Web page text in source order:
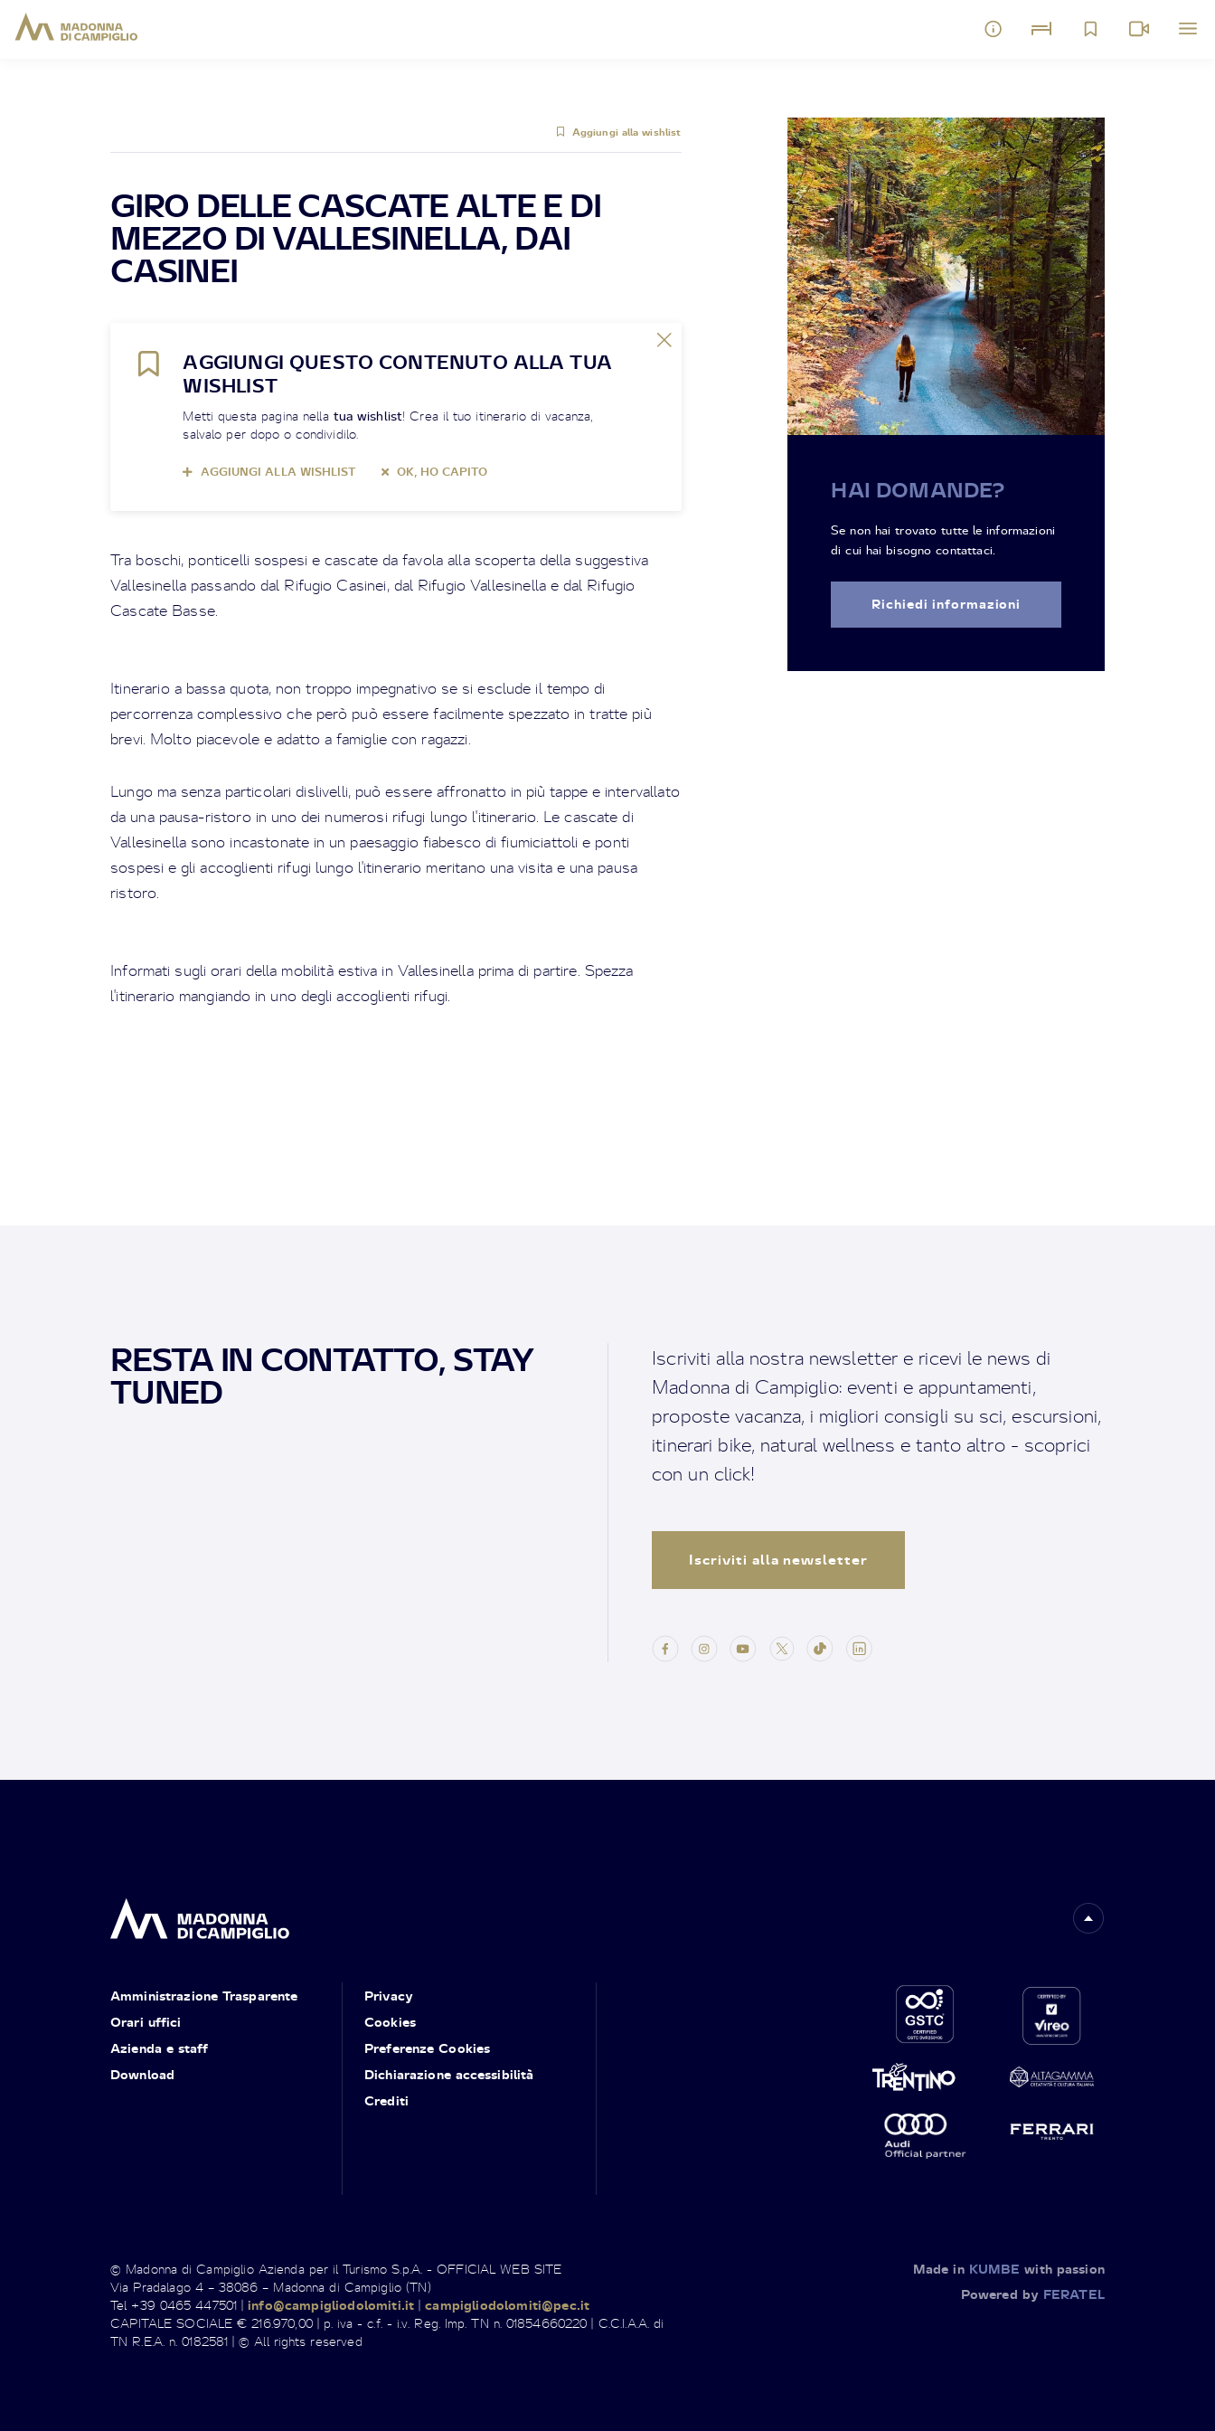
Aggiungi alla wishlist
GIRO DELLE CASCATE ALTE E DI
MEZZO DI VALLESINELLA, DAI
CASINEI
AGGIUNGI QUESTO CONTENUTO ALLA TUA
WISHLIST
Metti questa pagina nella tua wishlist! Crea il tuo itinerario di vacanza,
salvalo per dopo o condividilo.
AGGIUNGI ALLA WISHLIST OK, HO CAPITO
Tra boschi, ponticelli sospesi e cascate da favola alla scoperta della suggestiva
Vallesinella passando dal Rifugio Casinei, dal Rifugio Vallesinella e dal Rifugio
Cascate Basse.
Itinerario a bassa quota, non troppo impegnativo se si esclude il tempo di
percorrenza complessivo che però può essere facilmente spezzato in tratte più
brevi. Molto piacevole e adatto a famiglie con ragazzi.
Lungo ma senza particolari dislivelli, può essere affronatto in più tappe e intervallato
da una pausa-ristoro in uno dei numerosi rifugi lungo l'itinerario. Le cascate di
Vallesinella sono incastonate in un paesaggio fiabesco di fiumiciattoli e ponti
sospesi e gli accoglienti rifugi lungo l'itinerario meritano una visita e una pausa
ristoro.
Informati sugli orari della mobilità estiva in Vallesinella prima di partire. Spezza
l'itinerario mangiando in uno degli accoglienti rifugi.
HAI DOMANDE?
Se non hai trovato tutte le informazioni
di cui hai bisogno contattaci.
Richiedi informazioni
RESTA IN CONTATTO, STAY
TUNED
Iscriviti alla nostra newsletter e ricevi le news di
Madonna di Campiglio: eventi e appuntamenti,
proposte vacanza, i migliori consigli su sci, escursioni,
itinerari bike, natural wellness e tanto altro - scoprici
con un click!
Iscriviti alla newsletter
Amministrazione Trasparente
Orari uffici
Azienda e staff
Download
Privacy
Cookies
Preferenze Cookies
Dichiarazione accessibilità
Crediti
© Madonna di Campiglio Azienda per il Turismo S.p.A. - OFFICIAL WEB SITE
Via Pradalago 4 – 38086 – Madonna di Campiglio (TN)
Tel +39 0465 447501 |info@campigliodolomiti.it |campigliodolomiti@pec.it
CAPITALE SOCIALE € 216.970,00 | p. iva - c.f. - i.v. Reg. Imp. TN n. 01854660220 | C.C.I.A.A. di
TN R.E.A. n. 0182581 | © All rights reserved
Made in KUMBE with passion
Powered by FERATEL